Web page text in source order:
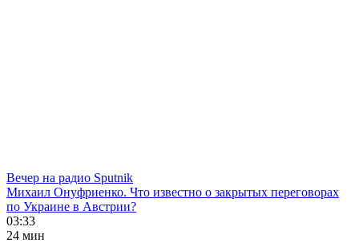
Вечер на радио Sputnik
Михаил Онуфриенко. Что известно о закрытых переговорах
по Украине в Австрии?
03:33
24 мин